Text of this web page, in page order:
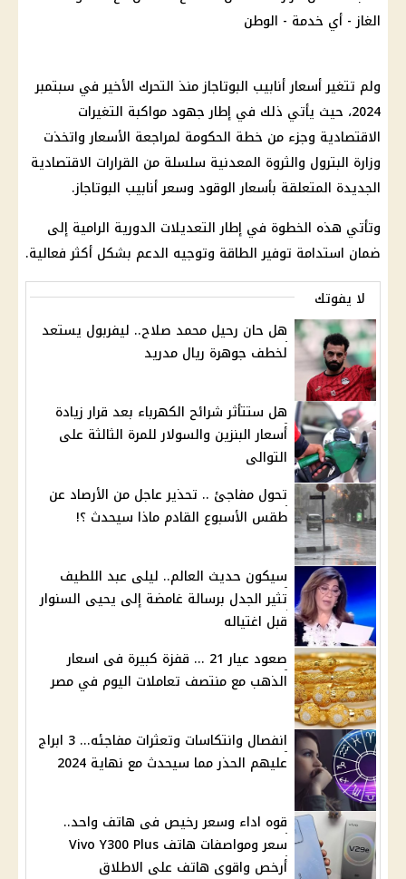
ولم تتغير أسعار أنابيب البوتاجاز منذ التحرك الأخير في سبتمبر
2024، حيث يأتي ذلك في إطار جهود مواكبة التغيرات
الاقتصادية وجزء من خطة الحكومة لمراجعة الأسعار واتخذت
وزارة البترول والثروة المعدنية سلسلة من القرارات الاقتصادية
الجديدة المتعلقة بأسعار الوقود وسعر أنابيب البوتاجاز.
وتأتي هذه الخطوة في إطار التعديلات الدورية الرامية إلى
ضمان استدامة توفير الطاقة وتوجيه الدعم بشكل أكثر فعالية.
لا يفوتك
هل حان رحيل محمد صلاح.. ليفربول يستعد
لخطف جوهرة ريال مدريد
هل ستتأثر شرائح الكهرباء بعد قرار زيادة
أسعار البنزين والسولار للمرة الثالثة على
التوالى
تحول مفاجئ .. تحذير عاجل من الأرصاد عن
طقس الأسبوع القادم ماذا سيحدث ؟!
سيكون حديث العالم.. ليلى عبد اللطيف
تثير الجدل برسالة غامضة إلى يحيى السنوار
قبل اغتياله
صعود عيار 21 ... قفزة كبيرة فى اسعار
الذهب مع منتصف تعاملات اليوم في مصر
انفصال وانتكاسات وتعثرات مفاجئه... 3 ابراج
عليهم الحذر مما سيحدث مع نهاية 2024
قوه اداء وسعر رخيص فى هاتف واحد..
سعر ومواصفات هاتف Vivo Y300 Plus
أرخص واقوى هاتف على الاطلاق